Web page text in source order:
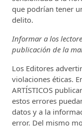
que podrían tener
delito.
Informar a los
publicación de la
Los Editores
violaciones éticas.
ARTÍSTICOS
estos errores
datos y a la
error. Del mismo